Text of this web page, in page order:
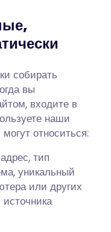
собирать
вы
входите в
наши
относиться:
тип
уникальный
или других